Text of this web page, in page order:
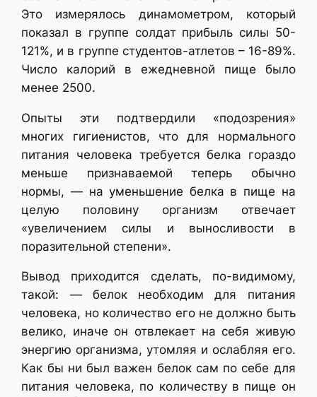
Это измерялось динамометром, который
показал в группе солдат прибыль силы 50-
121%, и в группе студентов-атлетов – 16-89%.
Число калорий в ежедневной пище было
менее 2500.
Опыты эти подтвердили «подозрения»
многих гигиенистов, что для нормального
питания человека требуется белка гораздо
меньше признаваемой теперь обычно
нормы, — на уменьшение белка в пище на
целую половину организм отвечает
«увеличением силы и выносливости в
поразительной степени».
Вывод приходится сделать, по-видимому,
такой: — белок необходим для питания
человека, но количество его не должно быть
велико, иначе он отвлекает на себя живую
энергию организма, утомляя и ослабляя его.
Как бы ни был важен белок сам по себе для
питания человека, по количеству в пище он